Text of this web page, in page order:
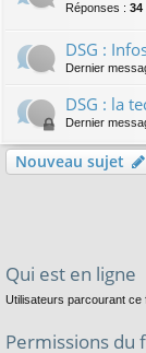
Réponses : 34
DSG :
Dernier
DSG : la
Dernier
Nouveau sujet
Qui est en ligne
Utilisateurs parcourant ce
Permissions du